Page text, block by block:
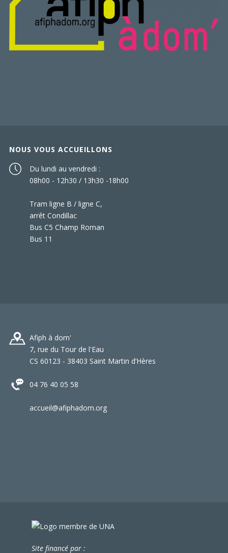
NOUS VOUS ACCUEILLONS
Du lundi au vendredi :
08h00 - 12h30 / 13h30 -18h00
Tram ligne B / ligne C,
arrêt Condillac
Bus C5 Champ Roman
Bus 11
Afiph à dom'
7, rue du Tour de l'Eau
CS 60123 - 38403 Saint Martin d’Hères
04 76 40 05 58
accueil@afiphadom.org
Site financé par :